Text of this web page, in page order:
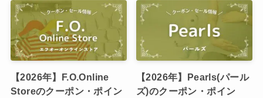
【2026年】F.O.Online
Storeのクーポン・ポイン
【2026年】Pearls(パール
ズ)のクーポン・ポイン